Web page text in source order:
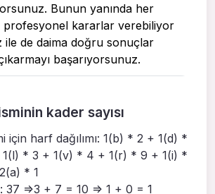
Bunun yanında her
profesyonel kararlar verebiliyor
ile de daima doğru sonuçlar
başarıyorsunuz.
kader sayısı
için harf dağılımı: 1(b) * 2 + 1(d) *
* 3 + 1(v) * 4 + 1(r) * 9 + 1(i) *
* 1
37 =>3 + 7 = 10 => 1 + 0 = 1